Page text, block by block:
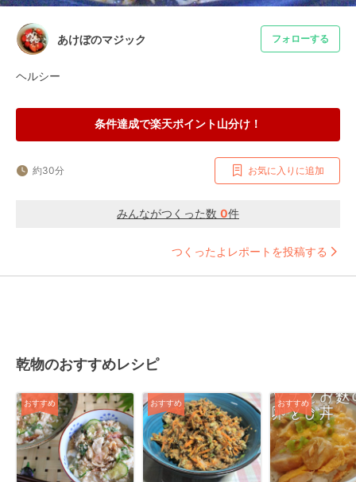
あけぼのマジック フォローする
ヘルシー
条件達成で楽天ポイント山分け！
約30分 お気に入りに追加
みんながつくった数 0件
つくったよレポートを投稿する
乾物のおすすめレシピ
おすすめ おすすめ おすすめ